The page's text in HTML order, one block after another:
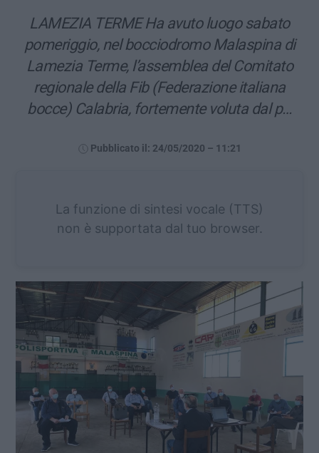
LAMEZIA TERME Ha avuto luogo sabato
pomeriggio, nel bocciodromo Malaspina di
Lamezia Terme, l’assemblea del Comitato
regionale della Fib (Federazione italiana
bocce) Calabria, fortemente voluta dal p…
Pubblicato il: 24/05/2020 – 11:21
La funzione di sintesi vocale (TTS)
non è supportata dal tuo browser.